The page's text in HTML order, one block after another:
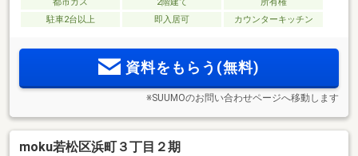
駐車2台以上
即入居可 カウンターキッチン
資料をもらう(無料)
※SUUMOのお問い合わせページへ移動します
moku若松区浜町３丁目２期